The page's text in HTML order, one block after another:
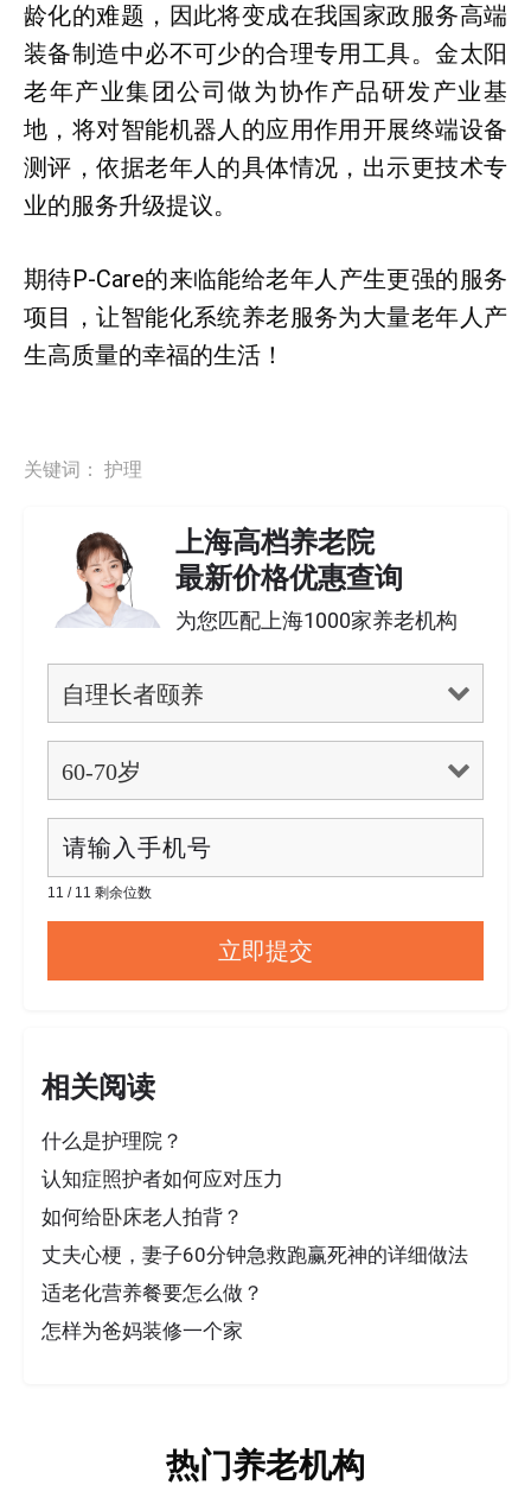
龄化的难题，因此将变成在我国家政服务高端
装备制造中必不可少的合理专用工具。金太阳
老年产业集团公司做为协作产品研发产业基
地，将对智能机器人的应用作用开展终端设备
测评，依据老年人的具体情况，出示更技术专
业的服务升级提议。
期待P-Care的来临能给老年人产生更强的服务
项目，让智能化系统养老服务为大量老年人产
生高质量的幸福的生活！
关键词： 护理
上海高档养老院
最新价格优惠查询
为您匹配上海1000家养老机构
11 / 11 剩余位数
相关阅读
什么是护理院？
认知症照护者如何应对压力
如何给卧床老人拍背？
丈夫心梗，妻子60分钟急救跑赢死神的详细做法
适老化营养餐要怎么做？
怎样为爸妈装修一个家
热门养老机构